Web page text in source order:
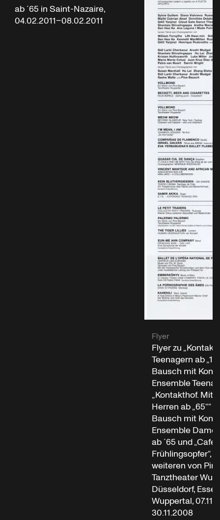
ab ´65 in Saint-Nazaire,
04.02.2011–08.02.2011
Flyer
Flyer zu
Teenagern ab
Bausch mit
Ensemble
„Kontakthof. Mit
Herren ab „65““
Bausch mit
Ensemble
ab ´65 und „Café
Frühlingsopfer“,
weiteren von
Tanztheater
Düsseldorf,
Wuppertal,
30.11.2008